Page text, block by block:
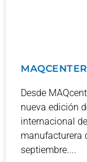
Desde
nueva edición
internacional
manufacturera
septiembre.